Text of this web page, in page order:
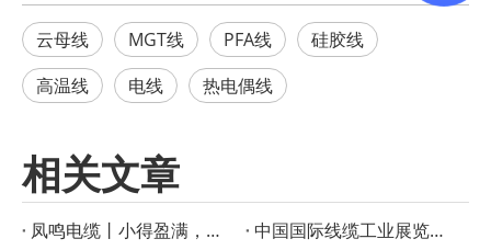
云母线 MGT线 PFA线
硅胶线
高温线
电线 热电偶线
相关文章
凤鸣电缆丨小得盈满，方是圆满
‌中国国际线缆工业展览会启幕在即！凤鸣电缆创新产品成果重磅宣布